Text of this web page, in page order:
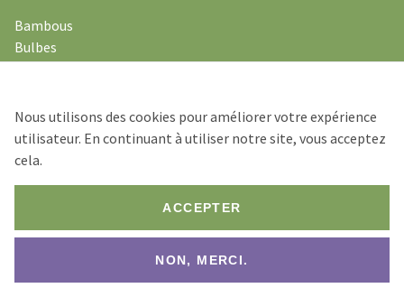
Bambous
Bulbes
Vivaces
Graminées ornamentales
© 2026 Verhulst – Van Ryckeghem
Déclaration de confidentialité
Nous utilisons des cookies pour améliorer votre expérience
utilisateur. En continuant à utiliser notre site, vous acceptez
cela.
ACCEPTER
NON, MERCI.